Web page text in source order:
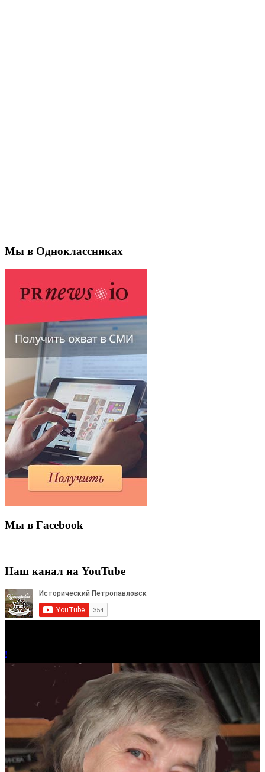
Мы в Одноклассниках
Мы в Facebook
Наш канал на YouTube
!